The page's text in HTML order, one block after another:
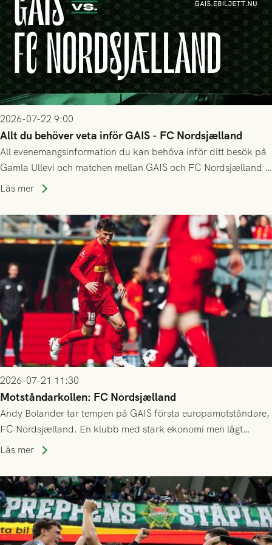
2026-07-22 9:00
Allt du behöver veta inför GAIS - FC Nordsjælland
All evenemangsinformation du kan behöva inför ditt besök på
Gamla Ullevi och matchen mellan GAIS och FC Nordsjælland i
kvalet till Conference League! Avspark kl 19.00 på torsdag
Läs mer
2026-07-21 11:30
Motståndarkollen: FC Nordsjælland
Andy Bolander tar tempen på GAIS första europamotståndare,
FC Nordsjælland. En klubb med stark ekonomi men lågt
publiksnitt, ett lag med både kollektiv styrka och individuell
Läs mer